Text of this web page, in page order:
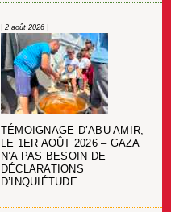
| 2 août 2026 |
TÉMOIGNAGE D’ABU AMIR,
LE 1ER AOÛT 2026 – GAZA
N’A PAS BESOIN DE
DÉCLARATIONS
D’INQUIÉTUDE